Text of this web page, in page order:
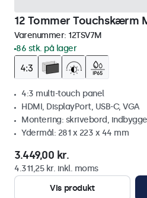
12 Tommer Touchskærm
Varenummer: 12TSV7M
86 stk. på lager
4:3 multi-touch panel
HDMI, DisplayPort, USB-C, VGA
Montering: skrivebord,
Ydermål: 281 x 223 x 44 mm
3.449,00 kr.
4.311,25 kr. inkl. moms
Vis produkt